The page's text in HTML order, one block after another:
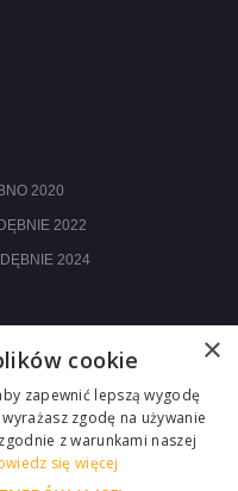
2020
2022
2024
×
cookie
zapewnić lepszą wygodę
zgodę na używanie
z warunkami naszej
się więcej